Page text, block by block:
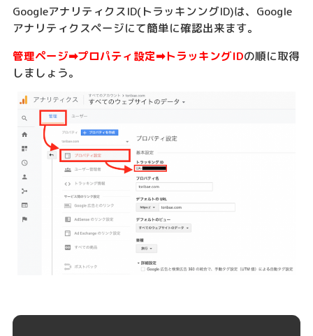
GoogleアナリティクスID(トラッキンングID)は、Google
アナリティクスページにて簡単に確認出来ます。
管理ページ➡︎プロパティ設定➡︎トラッキングIDの順に取得
しましょう。